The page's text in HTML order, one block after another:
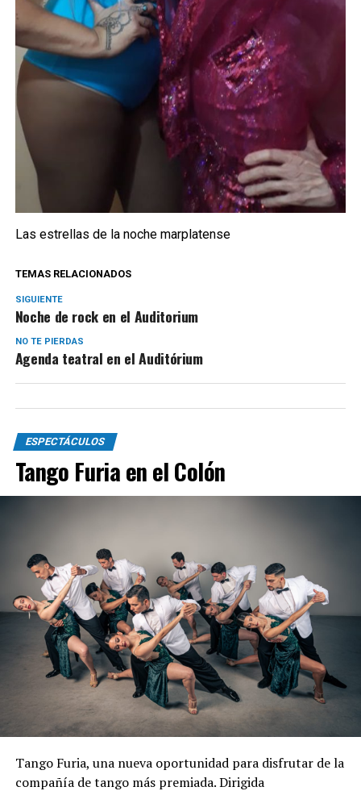
Las estrellas de la noche marplatense
TEMAS RELACIONADOS
SIGUIENTE
Noche de rock en el Auditorium
NO TE PIERDAS
Agenda teatral en el Auditórium
ESPECTÁCULOS
Tango Furia en el Colón
Tango Furia, una nueva oportunidad para disfrutar de la
compañía de tango más premiada. Dirigida